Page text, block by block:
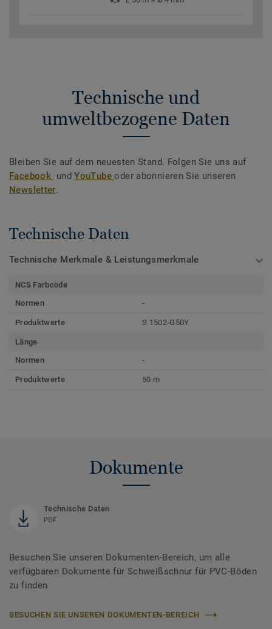
Technische und
umweltbezogene Daten
Bleiben Sie auf dem neuesten Stand. Folgen Sie uns auf
Facebook undYouTubeoder abonnieren Sie unseren
Newsletter.
Technische Daten
Technische Merkmale & Leistungsmerkmale
NCS Farbcode
Normen
-
Produktwerte S 1502-G50Y
Länge
Normen
-
Produktwerte 50 m
Dokumente
Technische Daten
PDF
Besuchen Sie unseren Dokumenten-Bereich, um alle
verfügbaren Dokumente für Schweißschnur für PVC-Böden
zu finden
BESUCHEN SIE UNSEREN DOKUMENTEN-BEREICH